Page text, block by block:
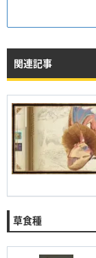
関連記事
草食種